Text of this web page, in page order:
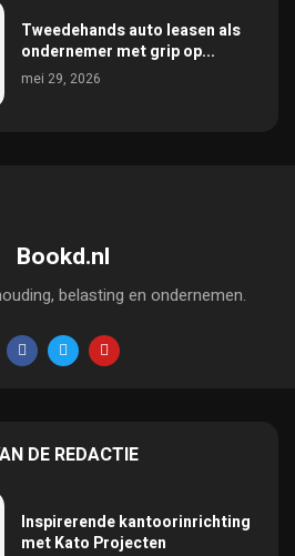
Tweedehands auto leasen als
ondernemer met grip op...
mei 29, 2026
Bookd.nl
belasting en ondernemen.
DE REDACTIE
Inspirerende kantoorinrichting
met Kato Projecten